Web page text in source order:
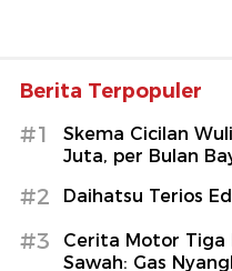
Berita Terpopuler
#1
Skema Cicilan
Juta, per Bulan
#2 Daihatsu Terios
#3
Cerita Motor Tiga
Sawah: Gas